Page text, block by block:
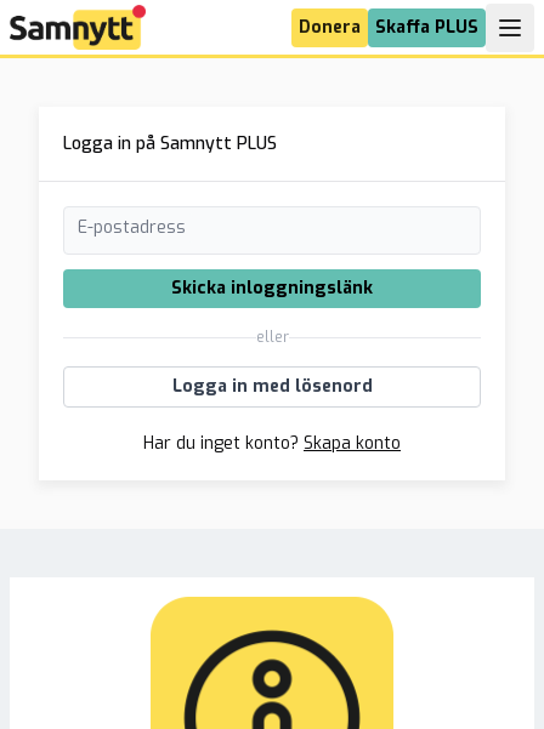
Donera Skaffa PLUS
Logga in på Samnytt PLUS
E-postadress
Skicka inloggningslänk
eller
Logga in med lösenord
Har du inget konto? Skapa konto